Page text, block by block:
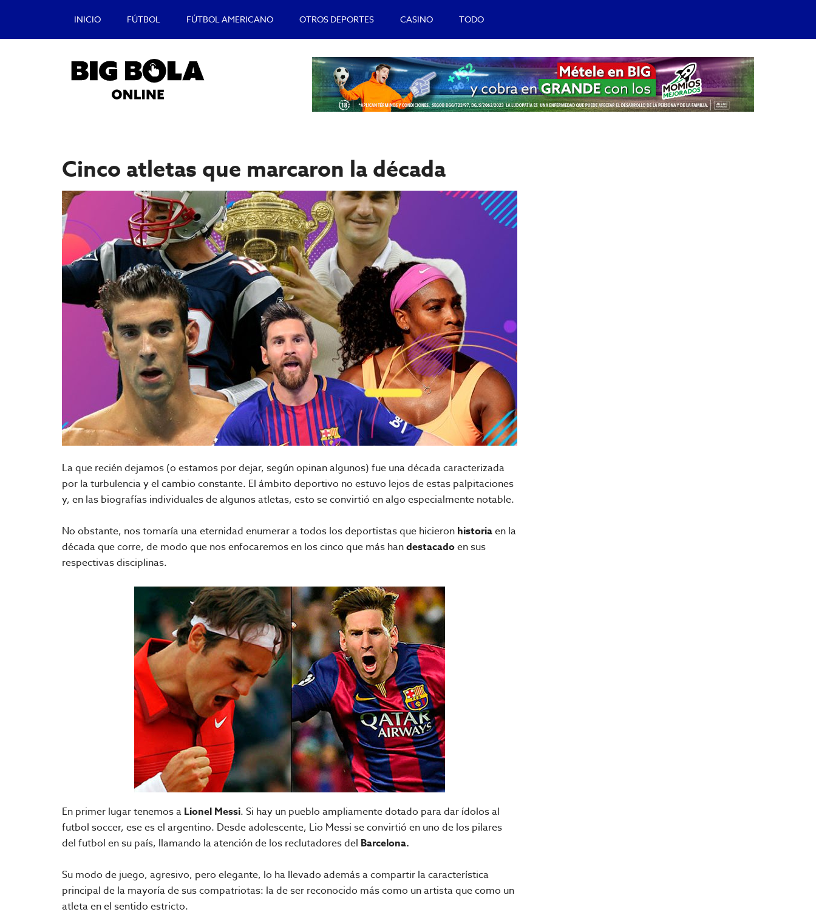
contenido
la
INICIO FÚTBOL FÚTBOL AMERICANO OTROS DEPORTES CASINO TODO
Bola
Blog
casino
y
apuestas
deportivas.
Cinco atletas que marcaron la década
La que recién dejamos (o estamos por dejar, según opinan algunos) fue una década caracterizada
por la turbulencia y el cambio constante. El ámbito deportivo no estuvo lejos de estas palpitaciones
y, en las biografías individuales de algunos atletas, esto se convirtió en algo especialmente notable.
No obstante, nos tomaría una eternidad enumerar a todos los deportistas que hicieron historiaen la
década que corre, de modo que nos enfocaremos en los cinco que más handestacadoen sus
respectivas disciplinas.
En primer lugar tenemos a Lionel Messi. Si hay un pueblo ampliamente dotado para dar ídolos al
futbol soccer, ese es el argentino. Desde adolescente, Lio Messi se convirtió en uno de los pilares
del futbol en su país, llamando la atención de los reclutadores del Barcelona.
Su modo de juego, agresivo, pero elegante, lo ha llevado además a compartir la característica
principal de la mayoría de sus compatriotas: la de ser reconocido más como un artista que como un
atleta en el sentido estricto.